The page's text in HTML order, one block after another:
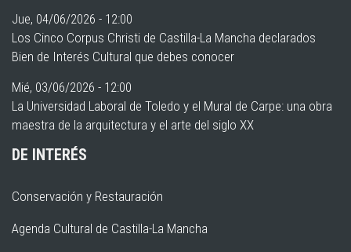
Jue, 04/06/2026 - 12:00
Los Cinco Corpus Christi de Castilla-La Mancha declarados
Bien de Interés Cultural que debes conocer
Mié, 03/06/2026 - 12:00
La Universidad Laboral de Toledo y el Mural de Carpe: una obra
maestra de la arquitectura y el arte del siglo XX
DE INTERÉS
Conservación y Restauración
Agenda Cultural de Castilla-La Mancha